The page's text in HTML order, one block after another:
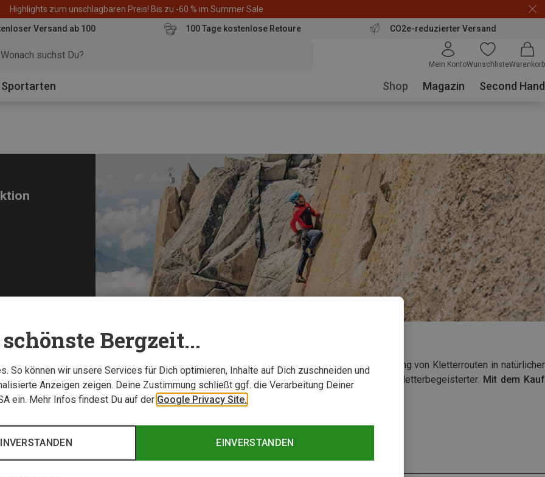
Highlights zum unschlagbaren Preis! Bis zu -60 % im Summer Sale
Versand ab 100
100 Tage kostenlose Retoure CO2e-reduzierter Versand
Mein KontoWunschlisteWarenkorb
Sportarten Shop Magazin Second Hand
im Bereich Kletterausrüstung (Kleidung und Schuhe) für den Erhalt und die Sanierung von Kletterrouten in natürlicher
natürlicher Klettergebiete beruht auf dem ehrenamtlichen Engagement einer Handvoll Kletterbegeisterter. Mit dem Kauf
von Millet
Bergzeit...
So können wir unsere Services für Dich optimieren, Inhalte auf Dich zuschneiden und
Anzeigen zeigen. Deine Zustimmung schließt ggf. die Verarbeitung Deiner
ein. Mehr Infos findest Du auf der Google Privacy Site.
EINVERSTANDEN